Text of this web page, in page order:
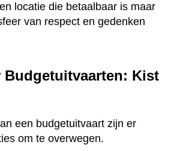
locatie die betaalbaar is maar
van respect en gedenken
Budgetuitvaarten: Kist
een budgetuitvaart zijn er
om te overwegen.